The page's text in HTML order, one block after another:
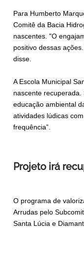
Para Humberto
Comitê da Bacia
nascentes. "O
positivo dessas
disse.
A Escola Municipal
nascente
educação ambiental
atividades lúdicas
frequência”.
Projeto irá
O programa de
Arrudas pelo
Santa Lúcia e